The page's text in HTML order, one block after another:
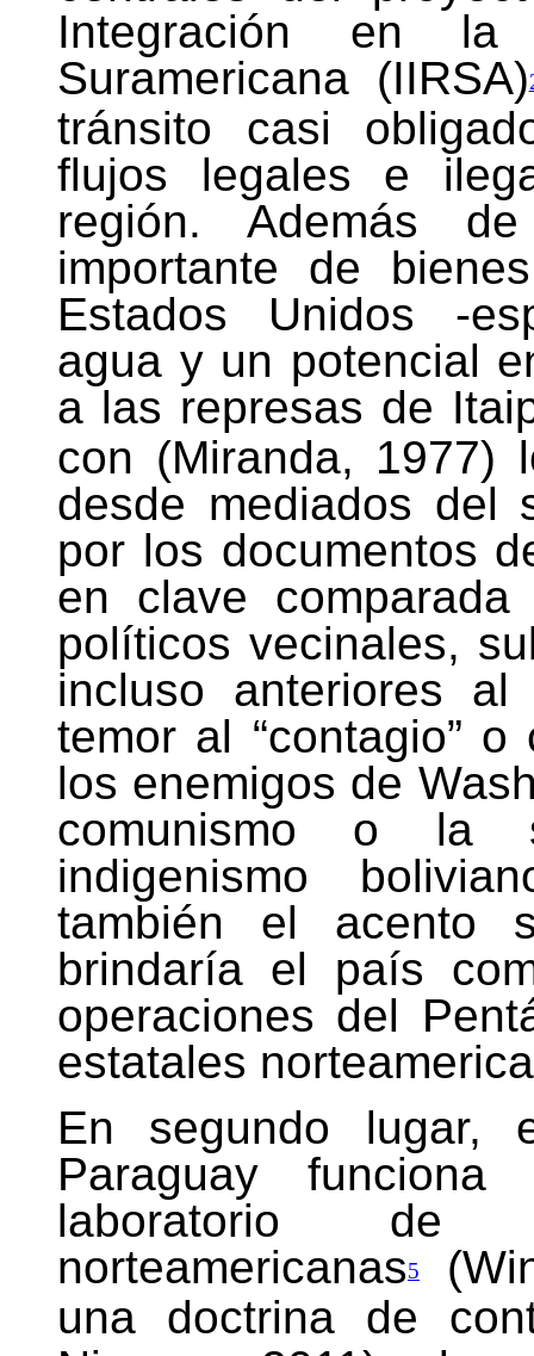
Integración en la
Suramericana (IIRSA)
tránsito casi
flujos legales e
región. Además
importante de
Estados Unidos -
agua y un potencial
a las represas de
con (Miranda, 1977)
desde mediados del
por los documentos
en clave
políticos vecinales,
incluso anteriores al
temor al “contagio”
los enemigos de
comunismo o la
indigenismo
también el acento
brindaría el país
operaciones del
estatales
En segundo lugar,
Paraguay
laboratorio de
norteamericanas5
una doctrina de